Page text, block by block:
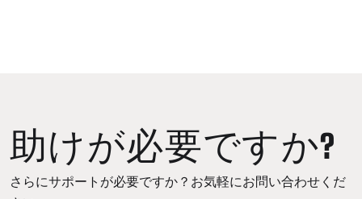
助けが必要ですか?
さらにサポートが必要ですか？お気軽にお問い合わせくだ